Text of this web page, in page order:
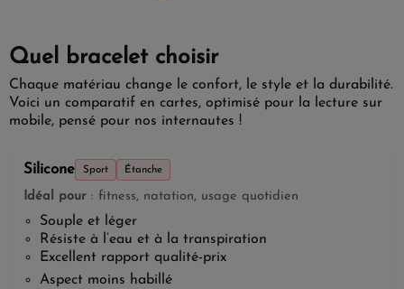
Quel bracelet choisir
Chaque matériau change le confort, le style et la durabilité.
Voici un comparatif en cartes, optimisé pour la lecture sur
mobile, pensé pour nos internautes !
Silicone Sport Étanche
Idéal pour : fitness, natation, usage quotidien
Souple et léger
Résiste à l’eau et à la transpiration
Excellent rapport qualité-prix
Aspect moins habillé